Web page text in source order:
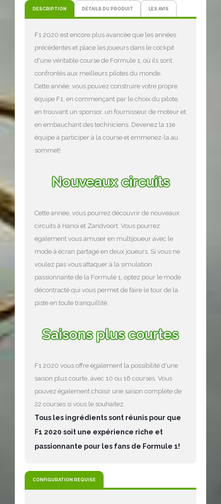
DESCRIPTION DÉTAILS DU PRODUIT LES AVIS
F1 2020 est encore plus avancée que les années
précédentes et place les joueurs dans le cockpit
d'une véritable course de Formule 1, où ils sont
confrontés aux meilleurs pilotes du monde.
Cette année, vous pouvez construire votre propre
équipe F1, en commençant par le choix du pilote,
en trouvant un sponsor, un fournisseur de moteur et
en embauchant des techniciens. Devenez la 11e
équipe à participer à la course et emmenez-la au
sommet!
Nouveaux circuits
Cette année, vous pourrez découvrir de nouveaux
circuits à Hanoi et Zandvoort. Vous pourrez
également vous amuser en multijoueur avec le
mode à écran partagé en deux joueurs. Si vous ne
voulez pas vous attaquer à la simulation
passionnante de la Formule 1, optez pour le mode
décontracté qui vous permet de faire le tour de la
piste en toute tranquillité.
Saisons plus courtes
F1 2020 vous offre également la possibilité d'une
saison plus courte, avec 10 ou 16 courses. Vous
pouvez également choisir une saison complète de
22 courses si vous le souhaitez.
Tous les ingrédients sont réunis pour que
F1 2020 soit une expérience riche et
passionnante pour les fans de Formule 1!
CONFIGURATION REQUISE